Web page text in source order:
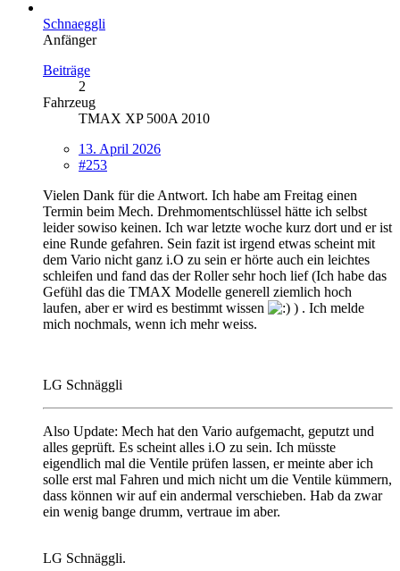
Schnaeggli
Anfänger
Beiträge
2
Fahrzeug
TMAX XP 500A 2010
13. April 2026
#253
Vielen Dank für die Antwort. Ich habe am Freitag einen
Termin beim Mech. Drehmomentschlüssel hätte ich selbst
leider sowiso keinen. Ich war letzte woche kurz dort und er ist
eine Runde gefahren. Sein fazit ist irgend etwas scheint mit
dem Vario nicht ganz i.O zu sein er hörte auch ein leichtes
schleifen und fand das der Roller sehr hoch lief (Ich habe das
Gefühl das die TMAX Modelle generell ziemlich hoch
laufen, aber er wird es bestimmt wissen
) . Ich melde
mich nochmals, wenn ich mehr weiss.
LG Schnäggli
Also Update: Mech hat den Vario aufgemacht, geputzt und
alles geprüft. Es scheint alles i.O zu sein. Ich müsste
eigendlich mal die Ventile prüfen lassen, er meinte aber ich
solle erst mal Fahren und mich nicht um die Ventile kümmern,
dass können wir auf ein andermal verschieben. Hab da zwar
ein wenig bange drumm, vertraue im aber.
LG Schnäggli.